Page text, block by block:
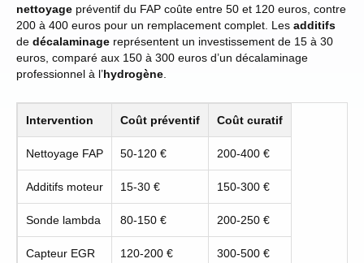
nettoyage préventif du FAP coûte entre 50 et 120 euros, contre
200 à 400 euros pour un remplacement complet. Les additifs
de décalaminage représentent un investissement de 15 à 30
euros, comparé aux 150 à 300 euros d’un décalaminage
professionnel à l’hydrogène
Intervention Coût préventif Coût curatif
Nettoyage FAP 50-120 € 200-400 €
Additifs moteur 15-30 € 150-300 €
Sonde lambda 80-150 € 200-250 €
Capteur EGR 120-200 € 300-500 €